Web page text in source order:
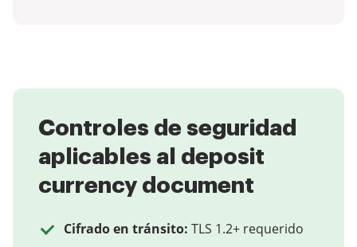
Controles de seguridad
aplicables al deposit
currency document
Cifrado en tránsito: TLS 1.2+ requerido